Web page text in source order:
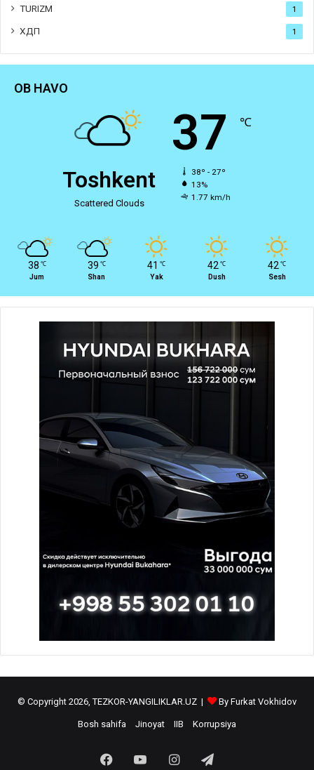
TURIZM 1
ХДП 1
OB HAVO
Toshkent
Scattered Clouds
37 ℃
38º - 27º
13%
1.77 km/h
38 ℃
Jum
39 ℃
Shan
41 ℃
Yak
42 ℃
Dush
42 ℃
Sesh
© Copyright 2026, TEZKOR-YANGILIKLAR.UZ | By Furkat Vokhidov
Bosh sahifa Jinoyat IIB Korrupsiya
FacebookYouTubeInstagramTelegram